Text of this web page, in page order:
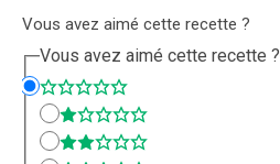
Vous avez aimé cette recette ?
Vous avez aimé cette recette ?